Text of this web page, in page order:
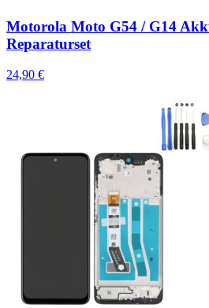
Motorola Moto G54 / G14
Reparaturset
24,90 €